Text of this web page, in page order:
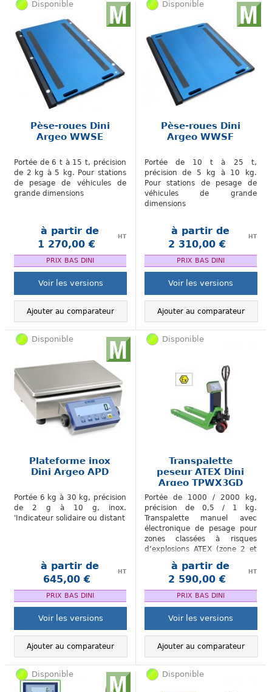
Disponible
Pèse-roues Dini
Argeo WWSE
Portée de 6 t à 15 t, précision
de 2 kg à 5 kg. Pour stations
de pesage de véhicules de
grande dimensions
à partir de
1 270,00 €
HT
PRIX BAS DINI
Voir les versions
Ajouter au comparateur
Disponible
Pèse-roues Dini
Argeo WWSF
Portée de 10 t à 25 t,
précision de 5 kg à 10 kg.
Pour stations de pesage de
véhicules de grande
dimensions
à partir de
2 310,00 €
HT
PRIX BAS DINI
Voir les versions
Ajouter au comparateur
Disponible
Plateforme inox
Dini Argeo APD
Portée 6 kg à 30 kg, précision
de 2 g à 10 g, inox.
'Indicateur solidaire ou distant
à partir de
645,00 €
HT
PRIX BAS DINI
Voir les versions
Ajouter au comparateur
Disponible
Transpalette
peseur ATEX Dini
Argeo TPWX3GD
Portée de 1000 / 2000 kg,
précision de 0,5 / 1 kg.
Transpalette manuel avec
électronique de pesage pour
zones classées à risques
d’explosions ATEX (zone 2 et
à partir de
2 590,00 €
HT
PRIX BAS DINI
Voir les versions
Ajouter au comparateur
Disponible Disponible